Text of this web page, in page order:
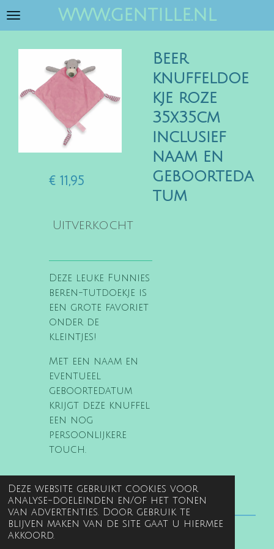
Deze website gebruikt cookies voor
analyse-doeleinden en/of het tonen
van advertenties. Door gebruik te
blijven maken van de site gaat u hiermee
akkoord.
Ga
hoofdinhoud
www.gentille.nl
Beer
knuffeldoe
kje roze
35x35cm
inclusief
naam en
geboorteda
tum
€ 11,95
Uitverkocht
Deze leuke Funnies
beren-tutdoekje is
een grote favoriet
onder de
kleintjes!
Met een naam en
eventueel
geboortedatum
krijgt deze knuffel
een nog
persoonlijkere
touch.
© 2022 - 2026 www.gentille.nl